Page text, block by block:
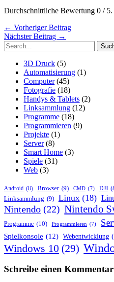
Durchschnittliche Bewertung 0 / 5.
← Vorheriger Beitrag
Nächster Beitrag →
Suchen
nach:
3D Druck (5)
Automatisierung (1)
Computer(45)
Fotografie (18)
Handys & Tablets (2)
Linksammlung (12)
Programme (18)
Programmieren (9)
Projekte (1)
Server(8)
Smart Home (3)
Spiele (31)
Web (3)
Android (8) Browser (9) CMD (7) DJI
Linksammlung (9) Linux (18)
Nintendo (22) Nintendo
Programme (10) Programmieren (7)
Spielkonsole (12) Webentwicklung
Windows 10 (29)
Schreibe einen Kommentar